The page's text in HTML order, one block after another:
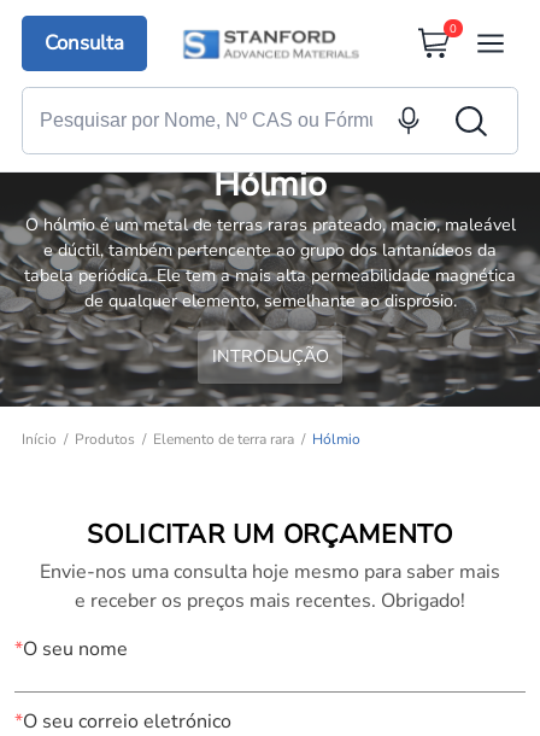
Consulta
0
Hólmio
O hólmio é um metal de terras raras prateado, macio, maleável
e dúctil, também pertencente ao grupo dos lantanídeos da
tabela periódica. Ele tem a mais alta permeabilidade magnética
de qualquer elemento, semelhante ao disprósio.
INTRODUÇÃO
Início Produtos Elemento de terra rara Hólmio
SOLICITAR UM ORÇAMENTO
Envie-nos uma consulta hoje mesmo para saber mais
e receber os preços mais recentes. Obrigado!
*O seu nome
*O seu correio eletrónico